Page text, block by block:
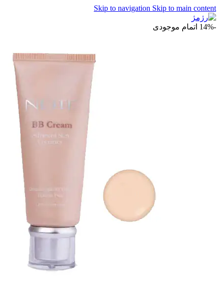
Skip to navigation Skip to main content
-14% اتمام موجودی